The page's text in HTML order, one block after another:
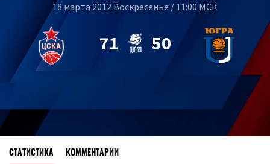
18 марта 2012 Воскресенье / 11:00 МСК
71 50
СТАТИСТИКА КОММЕНТАРИИ